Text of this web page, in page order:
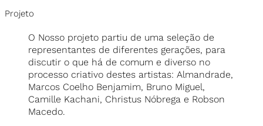
Projeto
O Nosso projeto partiu de uma seleção de
representantes de diferentes gerações, para
discutir o que há de comum e diverso no
processo criativo destes artistas: Almandrade,
Marcos Coelho Benjamim, Bruno Miguel,
Camille Kachani, Christus Nóbrega e Robson
Macedo.